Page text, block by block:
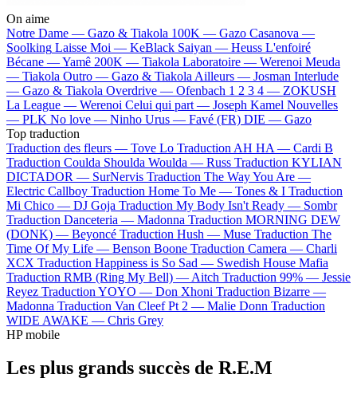
On aime
Notre Dame — Gazo & Tiakola 100K — Gazo Casanova —
Soolking Laisse Moi — KeBlack Saiyan — Heuss L'enfoiré
Bécane —Yamê 200K — Tiakola Laboratoire — Werenoi Meuda
— Tiakola Outro — Gazo & Tiakola Ailleurs — Josman Interlude
— Gazo & Tiakola Overdrive — Ofenbach 1 2 3 4 — ZOKUSH
La League — Werenoi Celui qui part — Joseph Kamel Nouvelles
— PLK No love — Ninho Urus — Favé (FR) DIE — Gazo
Top traduction
Traduction des fleurs — Tove Lo Traduction AH HA — Cardi B
Traduction Coulda Shoulda Woulda — Russ Traduction KYLIAN
DICTADOR — SurNervis Traduction The Way You Are —
Electric Callboy Traduction Home To Me — Tones & I Traduction
Mi Chico — DJ Goja Traduction My Body Isn't Ready — Sombr
Traduction Danceteria — Madonna Traduction MORNING DEW
(DONK) — Beyoncé Traduction Hush — Muse Traduction The
Time Of My Life — Benson Boone Traduction Camera — Charli
XCX Traduction Happiness is So Sad — Swedish House Mafia
Traduction RMB (Ring My Bell) — Aitch Traduction 99% — Jessie
Reyez Traduction YOYO — Don Xhoni Traduction Bizarre —
Madonna Traduction Van Cleef Pt 2 — Malie Donn Traduction
WIDE AWAKE — Chris Grey
HP mobile
Les plus grands succès de R.E.M